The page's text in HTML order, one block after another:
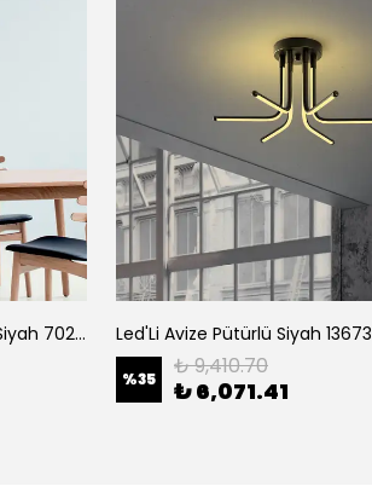
Camlı 3'Lü Sıralı Sarkıt Pütürlü Siyah 702-2 Led'Li Avize Pütürlü Siyah 13673
%35 ₺ 9,410.70
₺ 6,071.41